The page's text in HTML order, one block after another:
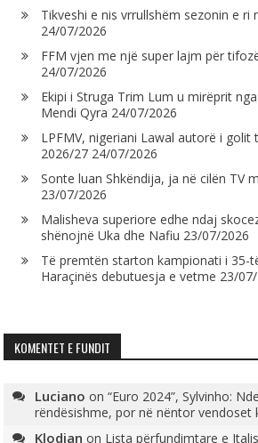
Tikveshi e nis vrrullshëm sezonin e ri
24/07/2026
FFM vjen me një super lajm për
24/07/2026
Ekipi i Struga Trim Lum u mirëprit
Mendi Qyra 24/07/2026
LPFMV, nigeriani Lawal autorë i golit
2026/27 24/07/2026
Sonte luan Shkëndija, ja në cilën TV
23/07/2026
Malisheva superiore edhe ndaj
shënojnë Uka dhe Nafiu 23/07/2026
Të premtën starton kampionati i 35-
Haraçinës debutuesja e vetme 23/
KOMENTET E FUNDIT
Luciano on“Euro 2024”, Sylvinho:
rëndësishme, por në nëntor vendoset
Klodian on Lista përfundimtare e